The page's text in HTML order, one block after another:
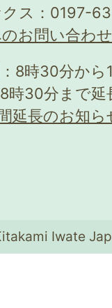
クス：0197-
お問い合わ
：8時30分か
時30分まで
延長のお知ら
Iwate